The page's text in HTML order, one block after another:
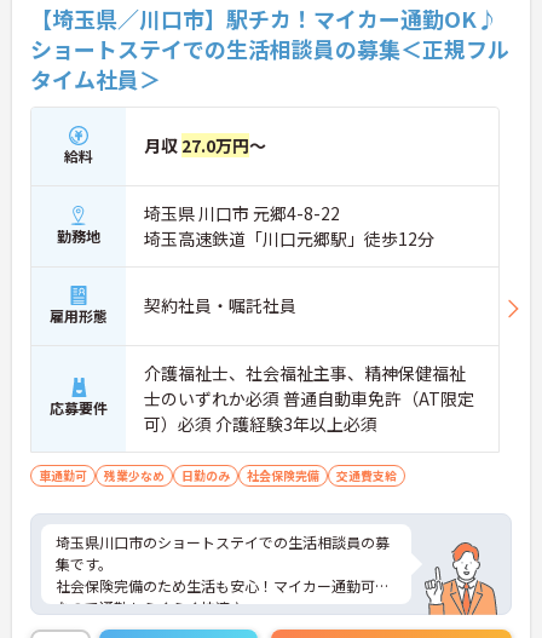
【埼玉県／川口市】駅チカ！マイカー通勤OK♪
ショートステイでの生活相談員の募集＜正規フル
タイム社員＞
給料 月収 27.0万円～
勤務地
埼玉県 川口市 元郷4-8-22
埼玉高速鉄道「川口元郷駅」徒歩12分
雇用形態 契約社員・嘱託社員
応募要件
介護福祉士、社会福祉主事、精神保健福祉
士のいずれか必須 普通自動車免許（AT限定
可）必須 介護経験3年以上必須
車通勤可 残業少なめ 日勤のみ 社会保険完備 交通費支給
埼玉県川口市のショートステイでの生活相談員の募
集です。
社会保険完備のため生活も安心！マイカー通勤可能
なので通勤もらくらく快適♪
ご興味のある方は、面接のポイントをお伝えします